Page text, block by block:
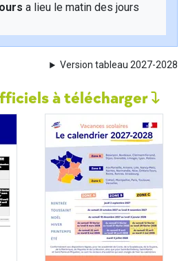
a lieu le matin des jours
Version tableau 2027-2028
à télécharger